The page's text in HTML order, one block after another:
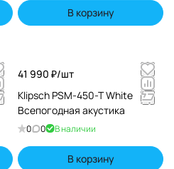
В корзину
41 990 ₽/шт
Klipsch PSM-450-T White
Всепогодная акустика
0 0 В наличии
В корзину